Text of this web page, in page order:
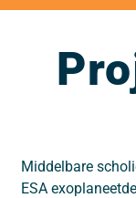
Middelbare
ESA